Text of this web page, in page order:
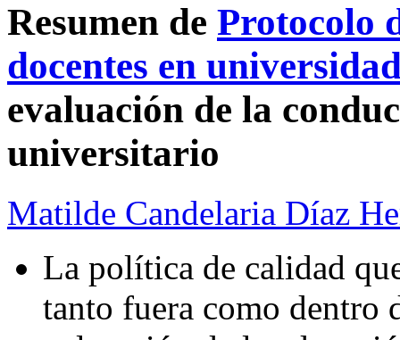
Resumen de Protocolo
docentes en
evaluación de la
universitario
Matilde Candelaria Díaz
La política de calidad
tanto fuera como dentro